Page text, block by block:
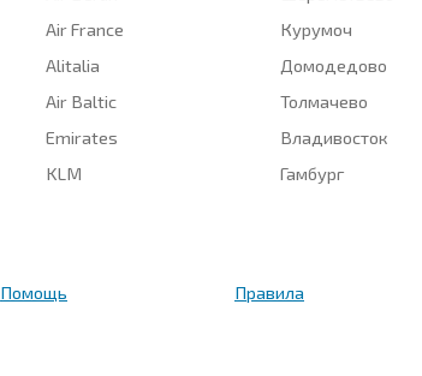
Air France
Alitalia
Air Baltic
Emirates
KLM
Курумоч
Домодедово
Толмачево
Владивосток
Гамбург
Помощь Правила